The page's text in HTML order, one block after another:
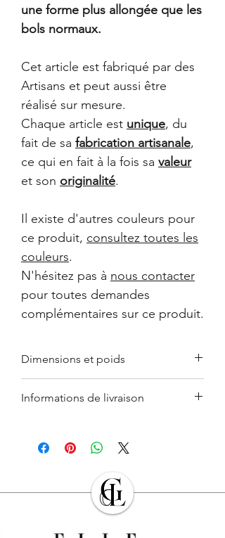
une forme plus allongée que les
bols normaux.
Cet article est fabriqué par des
Artisans et peut aussi être
réalisé sur mesure.
Chaque article est unique, du
fait de sa fabrication artisanale,
ce qui en fait à la fois sa valeur
et son originalité.
Il existe d'autres couleurs pour
ce produit, consultez toutes les
couleurs.
N'hésitez pas à nous contacter
pour toutes demandes
complémentaires sur ce produit.
Dimensions et poids
Saladier : ø 33 cm / h 11 cm / 2,17 kg.
Bol à pâtes : ø 19 cm / h 6,5 cm /
Bol à fruits : ø 14,2 / h 5 cm / 0,29 kg.
Bol à vinaigrette : ø 10,50 / h 4,5 /
0,176 kg.
Informations de livraison
Les Produits commandés seront livrés à
l’adresse indiquée par l’Acheteur lors de
Sauf cas de force majeure ou lors des
périodes de fermeture clairement